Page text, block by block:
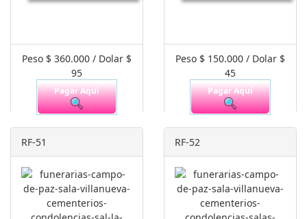
Peso $ 360.000 / Dolar $
95
Pagar Aquí
Peso $ 150.000 / Dolar $
45
Pagar Aquí
RF-51 RF-52